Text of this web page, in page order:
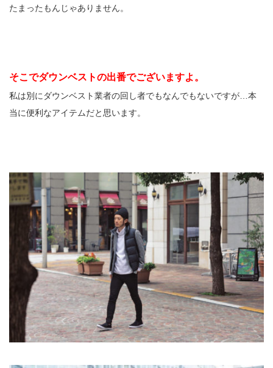
たまったもんじゃありません。
そこでダウンベストの出番でございますよ。
私は別にダウンベスト業者の回し者でもなんでもないですが…本
当に便利なアイテムだと思います。